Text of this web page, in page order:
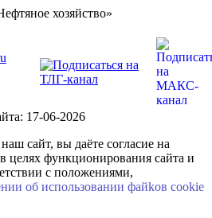
хозяйство»
17-06-2026
сайт, вы даёте согласие на
целях функционирования сайта и
с положениями,
об использовании файkов cookie